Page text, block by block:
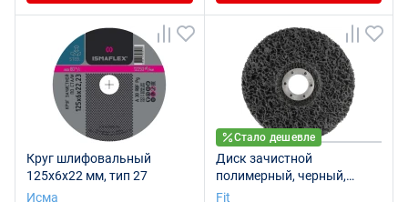
Круг шлифовальный
125х6х22 мм, тип 27
Исма
Стало дешевле
Диск зачистной
полимерный, черный,
посадочный диаметр 22,2
Fit